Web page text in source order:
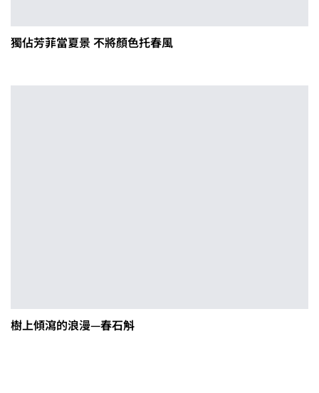
獨佔芳菲當夏景 不將顏色托春風
樹上傾瀉的浪漫—春石斛